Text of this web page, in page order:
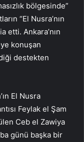
bölgesinde”
“El Nusra’nın
etti. Ankara’nın
konuşan
destekten
El Nusra
Feylak el Şam
Ceb el Zawiya
günü başka bir